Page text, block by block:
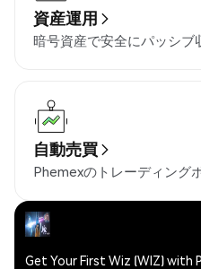
資産運用
暗号資産で安全にパッシブ
自動売買
Phemexのトレーディング
Get Your First Wiz (WIZ) with